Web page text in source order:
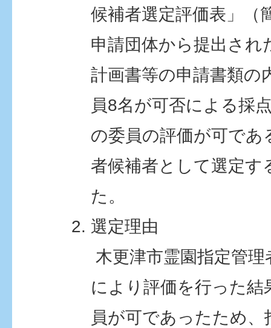
候補者選定評価表」（
申請団体から提出され
計画書等の申請書類の
員8名が可否による採
の委員の評価が可であ
者候補者として選定
た。
選定理由
木更津市霊園指定管
により評価を行った結
員が可であったため